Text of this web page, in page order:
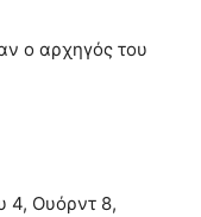
ο αρχηγός του
4, Ουόρντ 8,